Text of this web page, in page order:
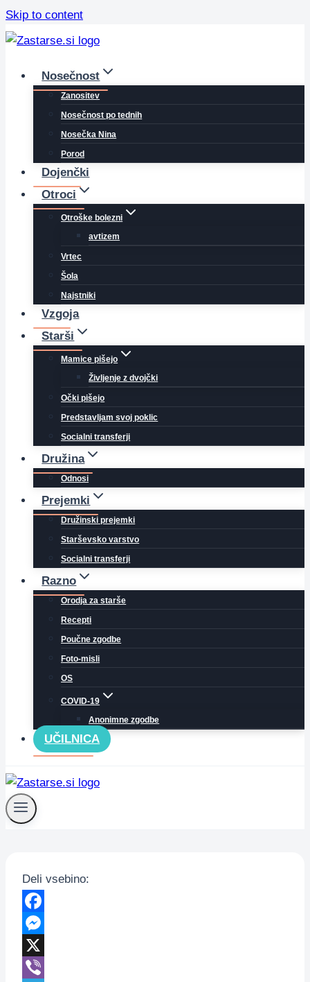
Skip to content
Nosečnost
Zanositev
Nosečnost po tednih
Nosečka Nina
Porod
Dojenčki
Otroci
Otroške bolezni
avtizem
Vrtec
Šola
Najstniki
Vzgoja
Starši
Mamice pišejo
Življenje z dvojčki
Očki pišejo
Predstavljam svoj poklic
Socialni transferji
Družina
Odnosi
Prejemki
Družinski prejemki
Starševsko varstvo
Socialni transferji
Razno
Orodja za starše
Recepti
Poučne zgodbe
Foto-misli
OS
COVID-19
Anonimne zgodbe
UČILNICA
Deli vsebino:
Facebook
Messenger
X